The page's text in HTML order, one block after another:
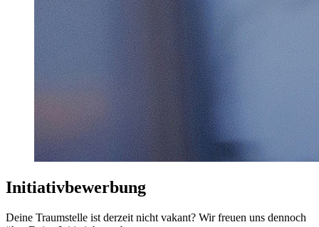
Initiativbewerbung
Deine Traumstelle ist derzeit nicht vakant? Wir freuen uns dennoch